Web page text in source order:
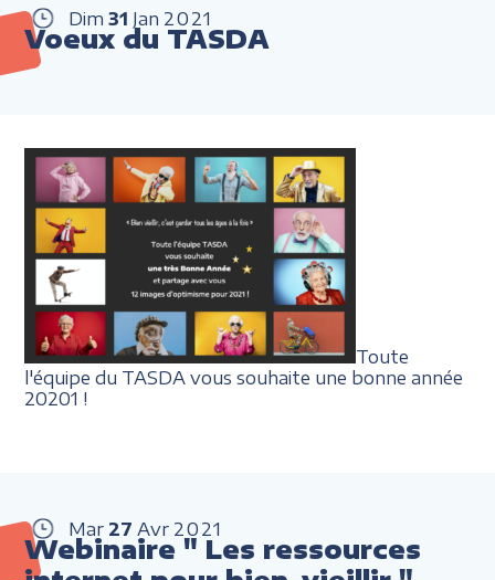
Dim 31 Jan 2021
Voeux du TASDA
Toute
l'équipe du TASDA vous souhaite une bonne année
20201 !
Mar 27 Avr 2021
Webinaire " Les ressources